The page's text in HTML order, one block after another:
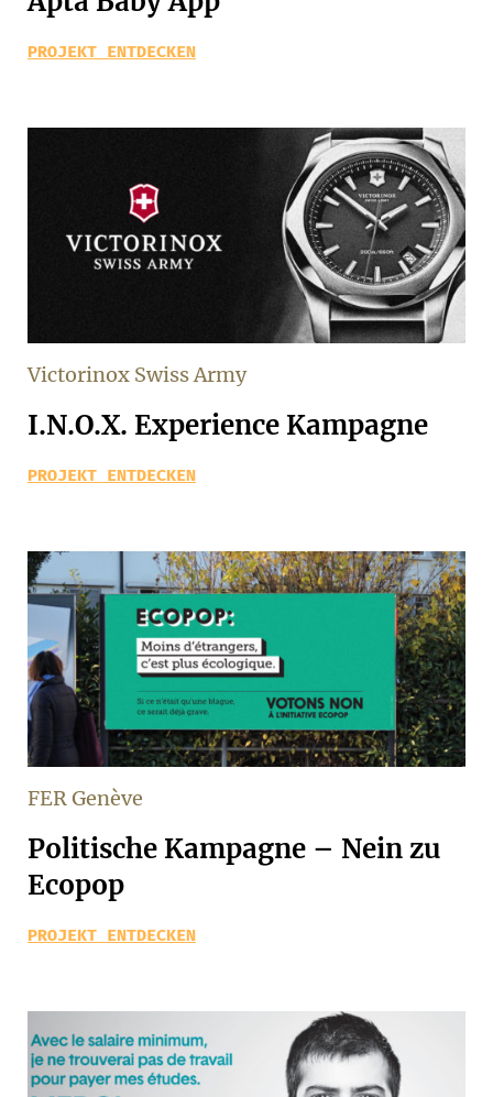
PROJEKT ENTDECKEN
Victorinox Swiss Army
I.N.O.X. Experience Kampagne
PROJEKT ENTDECKEN
FER Genève
Politische Kampagne – Nein zu
Ecopop
PROJEKT ENTDECKEN